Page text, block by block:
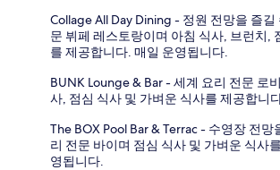
Collage All Day Dining - 정원 전망을 즐길
문 뷔페 레스토랑이며 아침 식사, 브런치,
를 제공합니다. 매일 운영됩니다.
BUNK Lounge & Bar - 세계 요리 전문 로
사, 점심 식사 및 가벼운 식사를 제공합니
The BOX Pool Bar & Terrac - 수영장 전망
리 전문 바이며 점심 식사 및 가벼운 식사
영됩니다.